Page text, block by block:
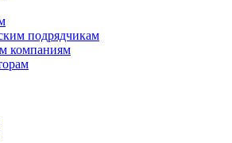
подрядчикам
компаниям